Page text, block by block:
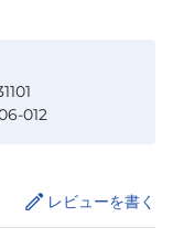
012
レビューを書く